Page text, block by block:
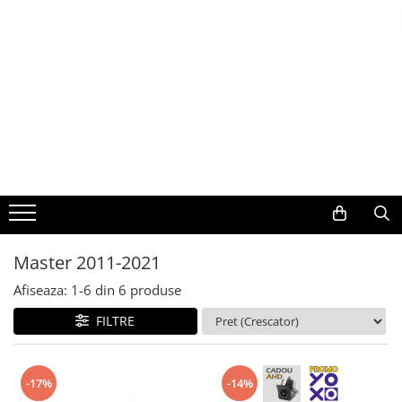
Volkswagen
Audi
Mercedes Benz
Ford
Skoda
Master 2011-2021
Afiseaza: 1-6 din 6 produse
FILTRE
-17% -14%